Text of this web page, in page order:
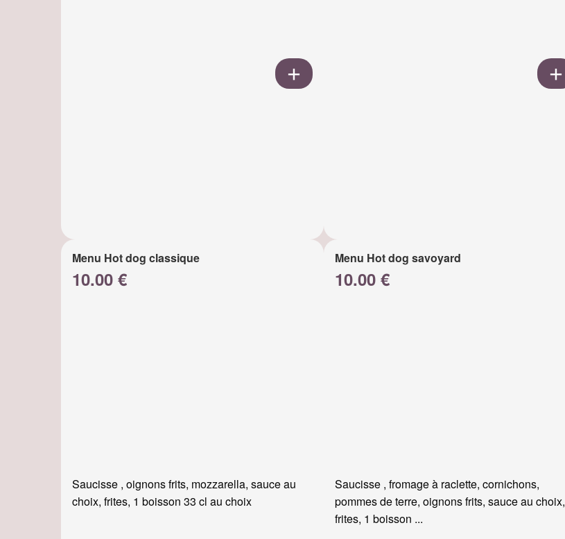
Menu Hot dog classique
10.00 €
Saucisse , oignons frits, mozzarella, sauce au
choix, frites, 1 boisson 33 cl au choix
Menu Hot dog savoyard
10.00 €
Saucisse , fromage à raclette, cornichons,
pommes de terre, oignons frits, sauce au choix,
frites, 1 boisson ...